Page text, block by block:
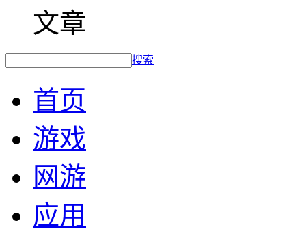
文章
搜索
首页
游戏
网游
应用